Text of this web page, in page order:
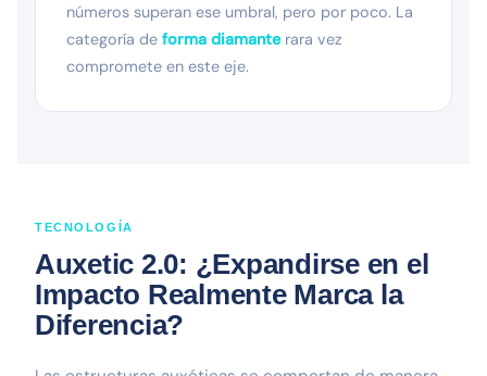
números superan ese umbral, pero por poco. La
categoría de forma diamanterara vez
compromete en este eje.
TECNOLOGÍA
Auxetic 2.0: ¿Expandirse en el
Impacto Realmente Marca la
Diferencia?